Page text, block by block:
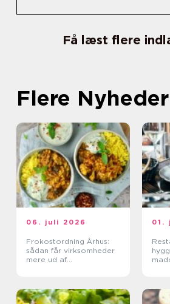
Få læst flere
Flere Nyheder
06. juli 2026
Frokostordning Århus:
sådan får virksomheder
mere ud af
01.